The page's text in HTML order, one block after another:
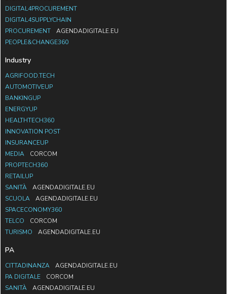
DIGITAL4PROCUREMENT
DIGITAL4SUPPLYCHAIN
PROCUREMENT
AGENDADIGITALE.EU
PEOPLE&CHANGE360
Industry
AGRIFOOD.TECH
AUTOMOTIVEUP
BANKINGUP
ENERGYUP
HEALTHTECH360
INNOVATION POST
INSURANCEUP
MEDIA
CORCOM
PROPTECH360
RETAILUP
SANITÀ
AGENDADIGITALE.EU
SCUOLA
AGENDADIGITALE.EU
SPACECONOMY360
TELCO
CORCOM
TURISMO
AGENDADIGITALE.EU
PA
CITTADINANZA
AGENDADIGITALE.EU
PA DIGITALE
CORCOM
SANITÀ
AGENDADIGITALE.EU